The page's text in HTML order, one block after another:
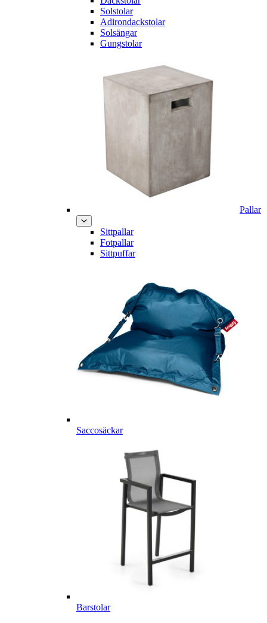
Solstolar
Adirondackstolar
Solsängar
Gungstolar
Pallar
Sittpallar
Fotpallar
Sittpuffar
Saccosäckar
Barstolar